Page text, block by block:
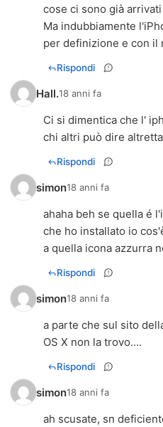
cose ci sono già
Ma indubbiamente
per definizione e con il
Rispondi
Hall.18 anni fa
Ci si dimentica che l'
chi altri può dire
Rispondi
simon18 anni fa
ahaha beh se quella é
che ho installato io
a quella icona azzurra
Rispondi
simon18 anni fa
a parte che sul sito
OS X non la trovo....
Rispondi
simon18 anni fa
ah scusate, sn